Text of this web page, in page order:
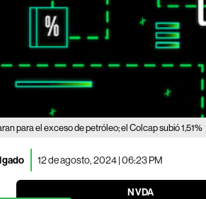
para el exceso de petróleo; el Colcap subió 1,51%
12 de agosto, 2024 | 06:23 PM
NVDA